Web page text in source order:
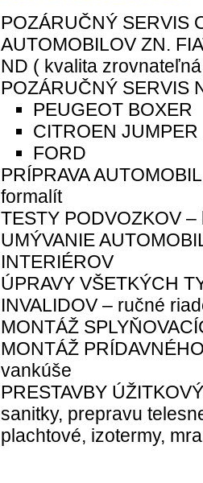
POZÁRUČNÝ SERVIS
AUTOMOBILOV ZN.
ND ( kvalita
POZÁRUČNÝ SERVIS
PEUGEOT BOXER
CITROEN JUMPER
FORD
PRÍPRAVA
formalít
TESTY PODVOZKOV
UMÝVANIE
INTERIÉROV
ÚPRAVY VŠETKÝCH
INVALIDOV – ručné
MONTÁŽ
MONTÁŽ
vankúše
PRESTAVBY
sanitky, prepravu
plachtové, izotermy,